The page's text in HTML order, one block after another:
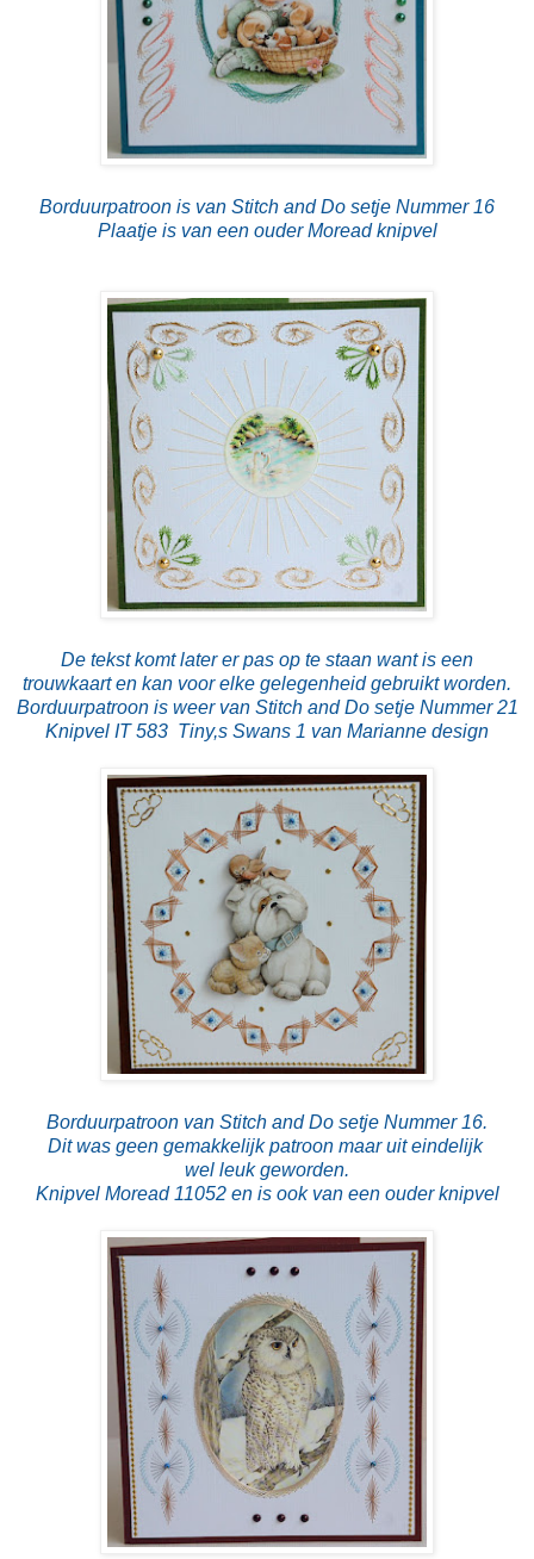
Borduurpatroon is van Stitch and Do setje Nummer 16
Plaatje is van een ouder Moread knipvel
De tekst komt later er pas op te staan want is een
trouwkaart en kan voor elke gelegenheid gebruikt worden.
Borduurpatroon is weer van Stitch and Do setje Nummer 21
Knipvel IT 583 Tiny,s Swans 1 van Marianne design
Borduurpatroon van Stitch and Do setje Nummer 16.
Dit was geen gemakkelijk patroon maar uit eindelijk
wel leuk geworden.
Knipvel Moread 11052 en is ook van een ouder knipvel